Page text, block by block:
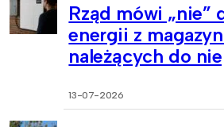
Rząd mówi „nie”
energii z
należących do
13-07-2026